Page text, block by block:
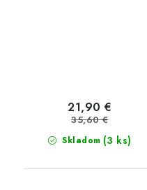
Skladom (3 ks)
21,90 €
35,60 €